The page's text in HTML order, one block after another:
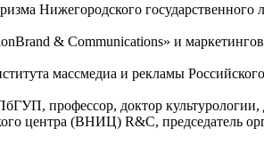
Нижегородского
& Communications» и
массмедиа и рекламы
профессор, доктор культурологии,
центра (ВНИЦ) R&C, председатель